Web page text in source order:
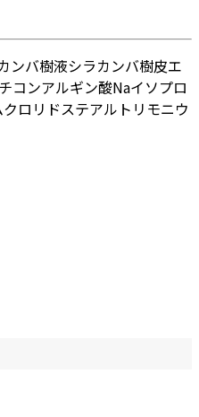
ンバ樹液シラカンバ樹皮エ
コンアルギン酸Naイソプロ
ロリドステアルトリモニウ